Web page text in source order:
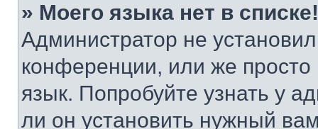
» Моего языка нет в списке!
Администратор не
конференции, или же
язык. Попробуйте узнать у
ли он установить нужный